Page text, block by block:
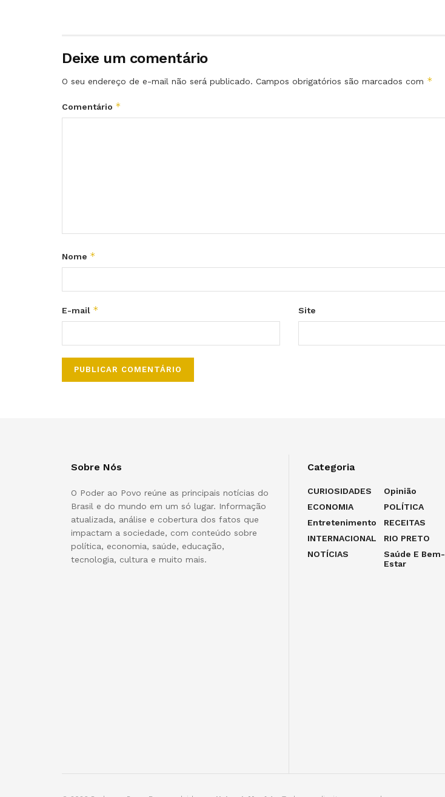
Deixe um comentário
O seu endereço de e-mail não será publicado. Campos obrigatórios são marcados com *
Comentário *
Nome *
E-mail * Site
Sobre Nós
O Poder ao Povo reúne as principais notícias do
Brasil e do mundo em um só lugar. Informação
atualizada, análise e cobertura dos fatos que
impactam a sociedade, com conteúdo sobre
política, economia, saúde, educação,
tecnologia, cultura e muito mais.
Categoria
CURIOSIDADES
ECONOMIA
Entretenimento
INTERNACIONAL
NOTÍCIAS
Opinião
POLÍTICA
RECEITAS
RIO PRETO
Saúde E Bem-
Estar